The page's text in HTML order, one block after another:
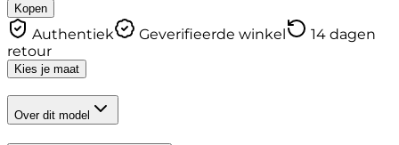
Kopen
Authentiek Geverifieerde winkel
14 dagen
retour
Kies je maat
Over dit model